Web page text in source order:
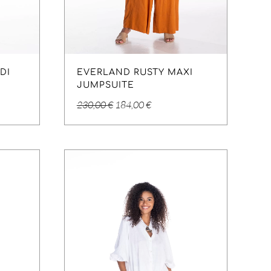
EVERLAND RUSTY MAXI
JUMPSUITE
230,00€ Original
230,00 €.
184,00€Η
είναι: